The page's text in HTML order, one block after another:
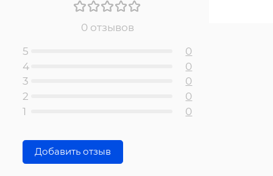
0 отзывов
5
0
4
0
3
0
2
0
1
0
Добавить отзыв